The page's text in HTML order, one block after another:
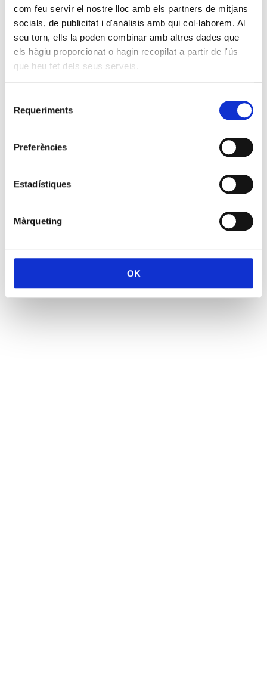
com feu servir el nostre lloc amb els partners de mitjans
socials, de publicitat i d'anàlisis amb qui col·laborem. Al
seu torn, ells la poden combinar amb altres dades que
els hàgiu proporcionat o hagin recopilat a partir de l'ús
que heu fet dels seus serveis.
Requeriments
Preferències
Estadístiques
Màrqueting
OK